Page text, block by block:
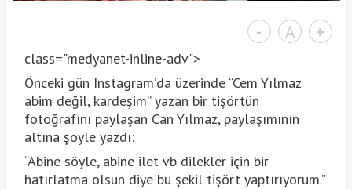
- A +
class="medyanet-inline-adv">
Önceki gün Instagram’da üzerinde “Cem Yılmaz
abim değil, kardeşim” yazan bir tişörtün
fotoğrafını paylaşan Can Yılmaz, paylaşımının
altına şöyle yazdı:
“Abine söyle, abine ilet vb dilekler için bir
hatırlatma olsun diye bu şekil tişört yaptırıyorum.”